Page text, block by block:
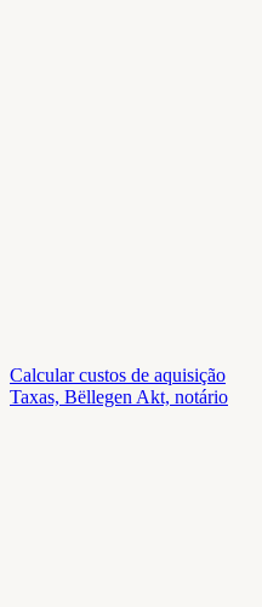
Calcular custos de aquisição
Taxas, Bëllegen Akt, notário